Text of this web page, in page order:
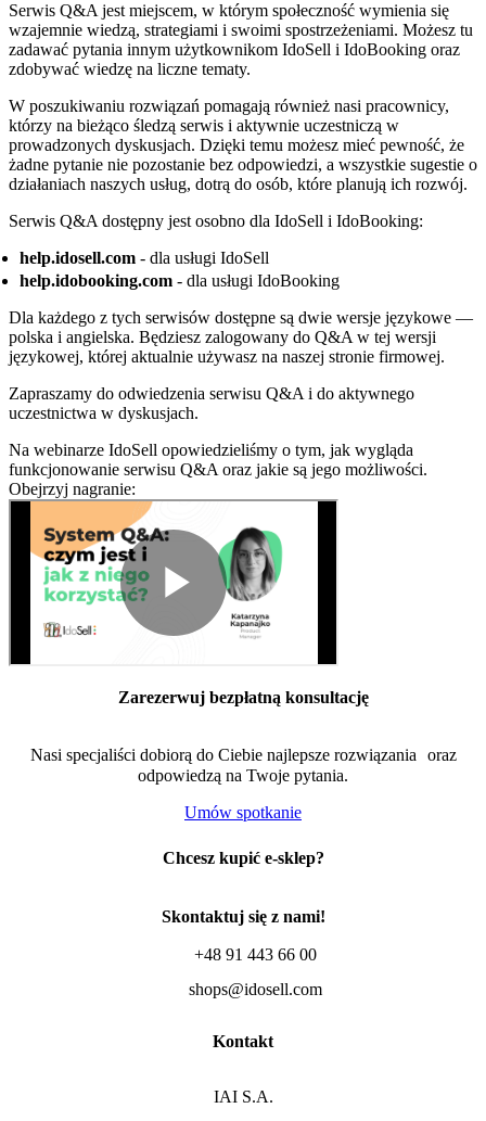
Serwis Q&A jest miejscem, w którym społeczność wymienia się
wzajemnie wiedzą, strategiami i swoimi spostrzeżeniami. Możesz tu
zadawać pytania innym użytkownikom IdoSell i IdoBooking oraz
zdobywać wiedzę na liczne tematy.
W poszukiwaniu rozwiązań pomagają również nasi pracownicy,
którzy na bieżąco śledzą serwis i aktywnie uczestniczą w
prowadzonych dyskusjach. Dzięki temu możesz mieć pewność, że
żadne pytanie nie pozostanie bez odpowiedzi, a wszystkie sugestie o
działaniach naszych usług, dotrą do osób, które planują ich rozwój.
Serwis Q&A dostępny jest osobno dla IdoSell i IdoBooking:
help.idosell.com - dla usługi IdoSell
help.idobooking.com - dla usługi IdoBooking
Dla każdego z tych serwisów dostępne są dwie wersje językowe —
polska i angielska. Będziesz zalogowany do Q&A w tej wersji
językowej, której aktualnie używasz na naszej stronie firmowej.
Zapraszamy do odwiedzenia serwisu Q&A i do aktywnego
uczestnictwa w dyskusjach.
Na webinarze IdoSell opowiedzieliśmy o tym, jak wygląda
funkcjonowanie serwisu Q&A oraz jakie są jego możliwości.
Obejrzyj nagranie:
Zarezerwuj bezpłatną konsultację
Nasi specjaliści dobiorą do Ciebie najlepsze rozwiązania oraz
odpowiedzą na Twoje pytania.
Umów spotkanie
Chcesz kupić e-sklep?
Skontaktuj się z nami!
+48 91 443 66 00
shops@idosell.com
Kontakt
IAI S.A.